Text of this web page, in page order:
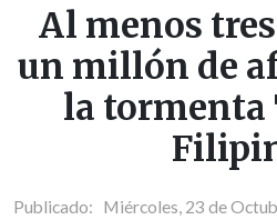
Al menos
un millón de
la tormenta
Publicado: Miércoles, 23 de